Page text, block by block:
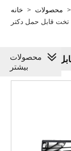
خانه > محصولات >
قابل حمل دکتر
حمل دکتر
محصولات
بیشتر